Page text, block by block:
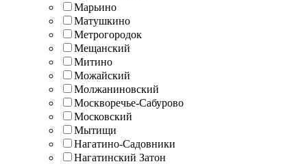
Марьино
Матушкино
Метрогородок
Мещанский
Митино
Можайский
Молжаниновский
Москворечье-Сабурово
Московский
Мытищи
Нагатино-Садовники
Нагатинский Затон